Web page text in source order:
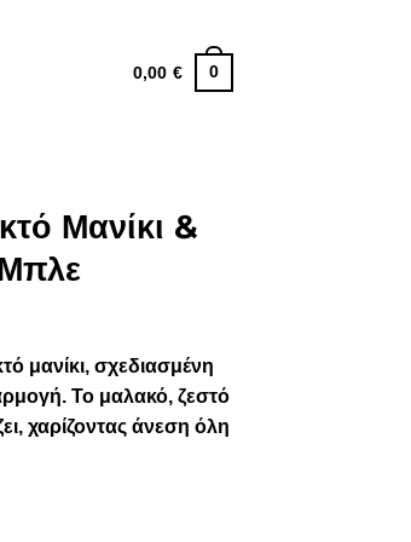
0,00€ 0
Μανίκι &
μανίκι, σχεδιασμένη
Το μαλακό, ζεστό
χαρίζοντας άνεση όλη